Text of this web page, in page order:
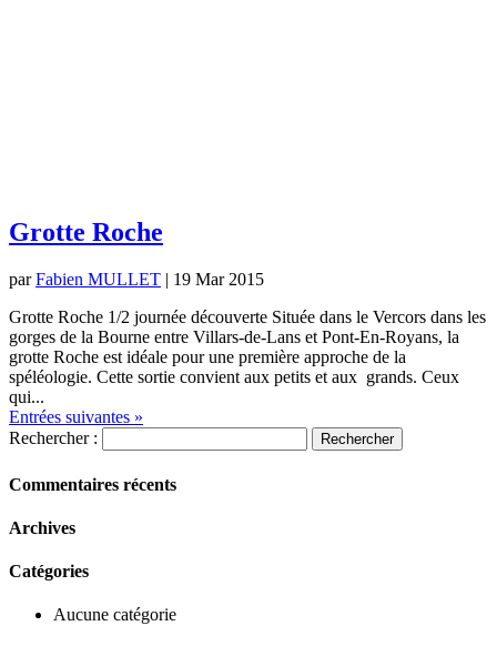
Grotte Roche
parFabien MULLET | 19 Mar 2015
Grotte Roche 1/2 journée découverte Située dans le Vercors dans les
gorges de la Bourne entre Villars-de-Lans et Pont-En-Royans, la
grotte Roche est idéale pour une première approche de la
spéléologie. Cette sortie convient aux petits et aux grands. Ceux
qui...
Entrées suivantes »
Rechercher :
Commentaires récents
Archives
Catégories
Aucune catégorie